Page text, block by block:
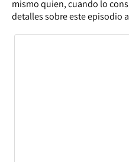
mismo quien, cuando lo
detalles sobre este episodio